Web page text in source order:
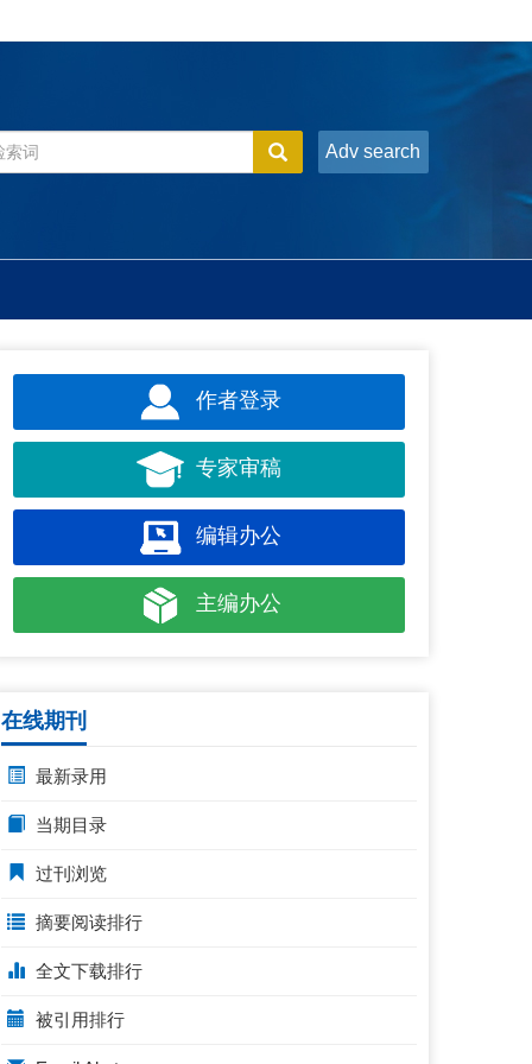
Adv search
作者登录
专家审稿
编辑办公
主编办公
在线期刊
最新录用
当期目录
过刊浏览
摘要阅读排行
全文下载排行
被引用排行